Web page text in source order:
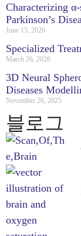
Characterizing
Parkinson’s
June 15, 2026
Specialized
March 26, 2026
3D Neural
Diseases
November 26, 2025
블로그